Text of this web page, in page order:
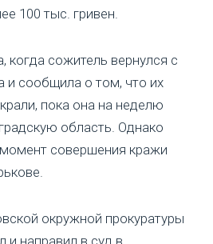
100 тыс. гривен.
когда сожитель вернулся с
и сообщила о том, что их
пока она на неделю
область. Однако
совершения кражи
окружной прокуратуры
и направил в суд в